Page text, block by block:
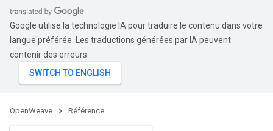
Google utilise la technologie IA pour traduire le contenu dans votre
langue préférée. Les traductions générées par IA peuvent
contenir des erreurs.
OpenWeave Référence